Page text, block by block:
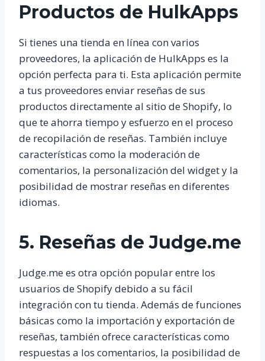
Productos de HulkApps
Si tienes una tienda en línea con varios
proveedores, la aplicación de HulkApps es la
opción perfecta para ti. Esta aplicación permite
a tus proveedores enviar reseñas de sus
productos directamente al sitio de Shopify, lo
que te ahorra tiempo y esfuerzo en el proceso
de recopilación de reseñas. También incluye
características como la moderación de
comentarios, la personalización del widget y la
posibilidad de mostrar reseñas en diferentes
idiomas.
5. Reseñas de Judge.me
Judge.me es otra opción popular entre los
usuarios de Shopify debido a su fácil
integración con tu tienda. Además de funciones
básicas como la importación y exportación de
reseñas, también ofrece características como
respuestas a los comentarios, la posibilidad de